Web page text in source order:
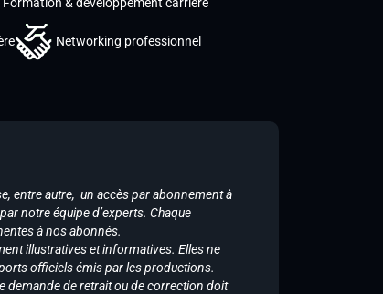
Networking professionnel
entre autre, un accès par abonnement à
notre équipe d’experts. Chaque
à nos abonnés.
illustratives et informatives. Elles ne
officiels émis par les productions.
demande de retrait ou de correction doit